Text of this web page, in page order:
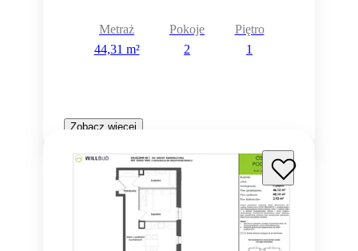
Metraż
44,31 m²
Pokoje
2
Piętro
1
Zobacz więcej